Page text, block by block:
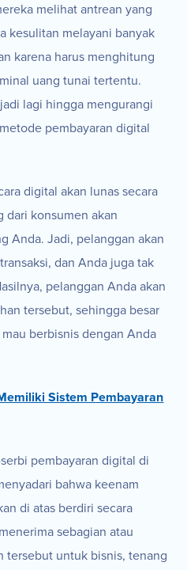
melihat antrean yang
kesulitan melayani banyak
karena harus menghitung
uang tunai tertentu.
lagi hingga mengurangi
pembayaran digital
digital akan lunas secara
dari konsumen akan
Anda. Jadi, pelanggan akan
dan Anda juga tak
pelanggan Anda akan
tersebut, sehingga besar
berbisnis dengan Anda
Sistem Pembayaran
pembayaran digital di
bahwa keenam
di atas berdiri secara
sebagian atau
tersebut untuk bisnis, tenang